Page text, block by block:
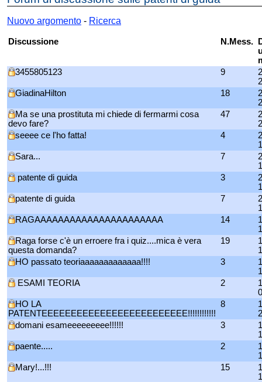
Nuovo argomento - Ricerca
Discussione N.Mess.
3455805123
9
GiadinaHilton
18
Ma se una prostituta mi chiede di fermarmi cosa
devo fare?
47
seeee ce l'ho fatta!
4
Sara...
7
patente di guida
3
patente di guida
7
RAGAAAAAAAAAAAAAAAAAAAAAA
14
Raga forse c'è un erroere fra i quiz....mica è vera
questa domanda?
19
HO passato teoriaaaaaaaaaaaaa!!!!
3
ESAMI TEORIA
2
HO LA
PATENTEEEEEEEEEEEEEEEEEEEEEEEEE!!!!!!!!!!!!
8
domani esameeeeeeeee!!!!!!
3
paente.....
2
Mary!...!!!
15